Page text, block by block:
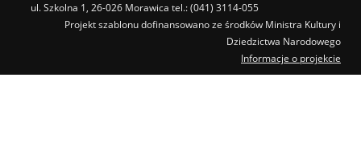
ul. Szkolna 1, 26-026 Morawica tel.: (041) 3114-055
Projekt szablonu dofinansowano ze środków Ministra Kultury i
Dziedzictwa Narodowego
Informacje o projekcie